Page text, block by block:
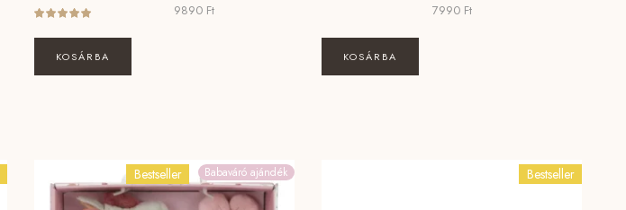
9890 Ft
KOSÁRBA
7990 Ft
KOSÁRBA
Bestseller Babaváró ajándék Bestseller